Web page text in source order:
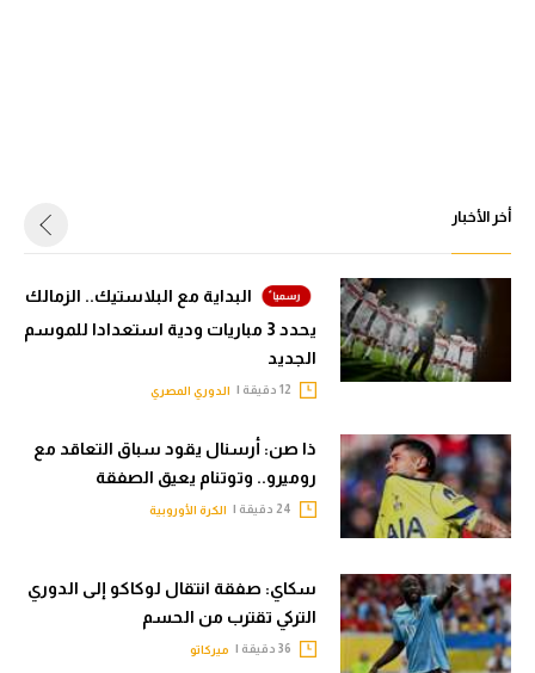
أخر الأخبار
البداية مع البلاستيك.. الزمالك
يحدد 3 مباريات ودية استعدادا للموسم
الجديد
الدوري المصري
ذا صن: أرسنال يقود سباق التعاقد مع
روميرو.. وتوتنام يعيق الصفقة
الكرة الأوروبية
سكاي: صفقة انتقال لوكاكو إلى الدوري
التركي تقترب من الحسم
ميركاتو